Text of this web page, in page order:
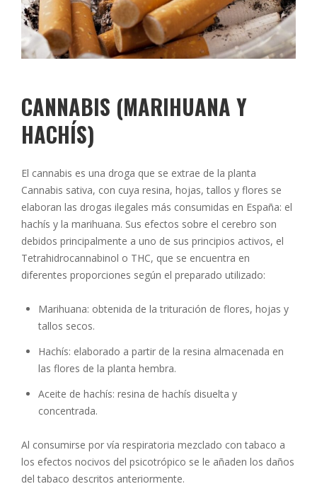
CANNABIS (MARIHUANA Y
HACHÍS)
El cannabis es una droga que se extrae de la planta
Cannabis sativa, con cuya resina, hojas, tallos y flores se
elaboran las drogas ilegales más consumidas en España: el
hachís y la marihuana. Sus efectos sobre el cerebro son
debidos principalmente a uno de sus principios activos, el
Tetrahidrocannabinol o THC, que se encuentra en
diferentes proporciones según el preparado utilizado:
Marihuana: obtenida de la trituración de flores, hojas y
tallos secos.
Hachís: elaborado a partir de la resina almacenada en
las flores de la planta hembra.
Aceite de hachís: resina de hachís disuelta y
concentrada.
Al consumirse por vía respiratoria mezclado con tabaco a
los efectos nocivos del psicotrópico se le añaden los daños
del tabaco descritos anteriormente.